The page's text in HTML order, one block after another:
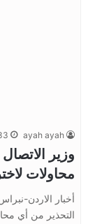
ayah ayah
11:33
وزير
محاولات
أخبار الاردن-
التحذير من أي